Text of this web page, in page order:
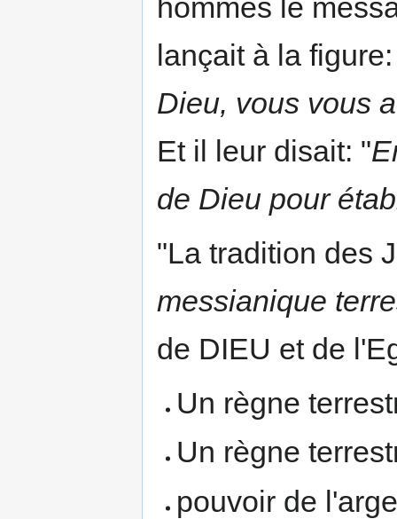
hommes le
lançait à la
Dieu, vous vous
Et il leur disait: "
de Dieu pour
"La tradition des
messianique
de DIEU et de
Un règne
Un règne
pouvoir de